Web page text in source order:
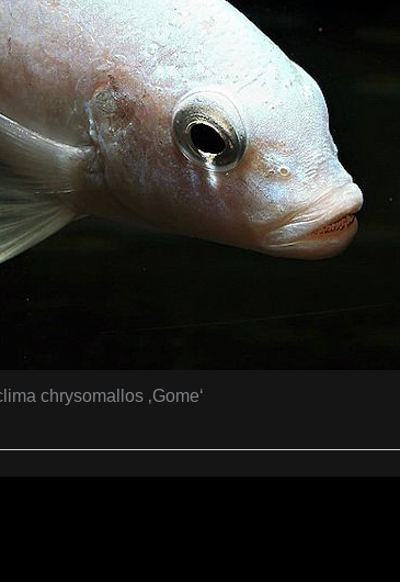
chrysomallos ‚Gome‘